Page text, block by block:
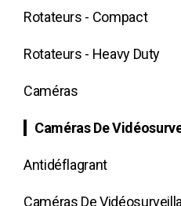
Rotateurs - Compact
Rotateurs - Heavy Duty
Caméras
Caméras De
Antidéflagrant
Caméras De